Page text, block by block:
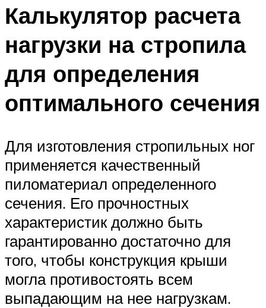
Калькулятор расчета
нагрузки на стропила
для определения
оптимального сечения
Для изготовления стропильных ног
применяется качественный
пиломатериал определенного
сечения. Его прочностных
характеристик должно быть
гарантированно достаточно для
того, чтобы конструкция крыши
могла противостоять всем
выпадающим на нее нагрузкам.